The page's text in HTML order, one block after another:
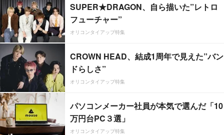
SUPER★DRAGON、自ら描いた”レトロ
フューチャー”
オリコンタイアップ特集
CROWN HEAD、結成1周年で見えた”バン
ドらしさ”
オリコンタイアップ特集
パソコンメーカー社員が本気で選んだ「10
万円台PC３選」
オリコンタイアップ特集